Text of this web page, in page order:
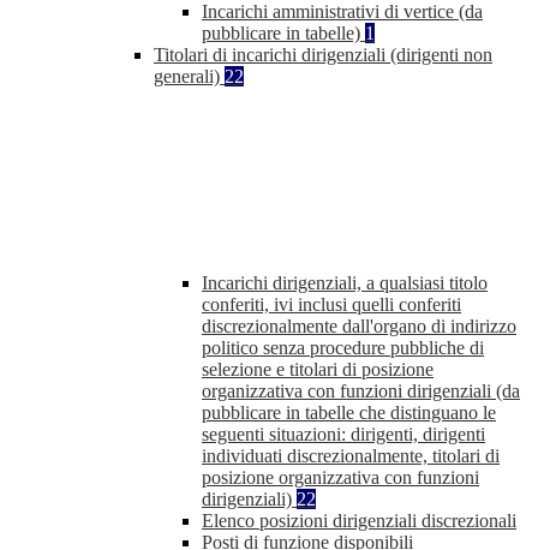
Incarichi amministrativi di vertice (da
pubblicare in tabelle) 1
Titolari di incarichi dirigenziali (dirigenti non
generali) 22
Incarichi dirigenziali, a qualsiasi titolo
conferiti, ivi inclusi quelli conferiti
discrezionalmente dall'organo di indirizzo
politico senza procedure pubbliche di
selezione e titolari di posizione
organizzativa con funzioni dirigenziali (da
pubblicare in tabelle che distinguano le
seguenti situazioni: dirigenti, dirigenti
individuati discrezionalmente, titolari di
posizione organizzativa con funzioni
dirigenziali) 22
Elenco posizioni dirigenziali discrezionali
Posti di funzione disponibili